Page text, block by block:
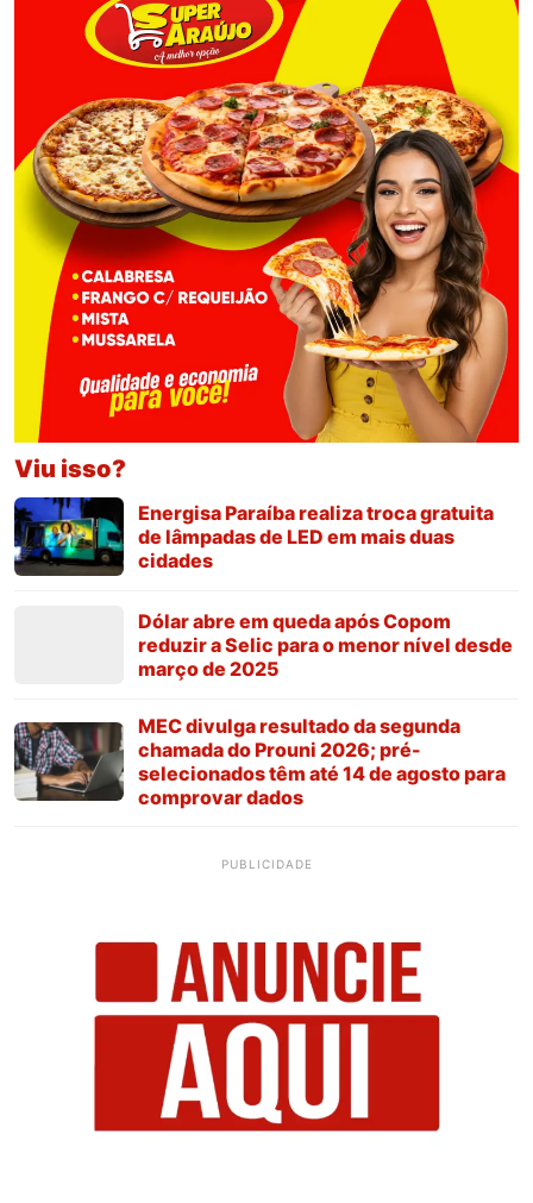
Viu isso?
Energisa Paraíba realiza troca gratuita
de lâmpadas de LED em mais duas
cidades
Dólar abre em queda após Copom
reduzir a Selic para o menor nível desde
março de 2025
MEC divulga resultado da segunda
chamada do Prouni 2026; pré-
selecionados têm até 14 de agosto para
comprovar dados
PUBLICIDADE